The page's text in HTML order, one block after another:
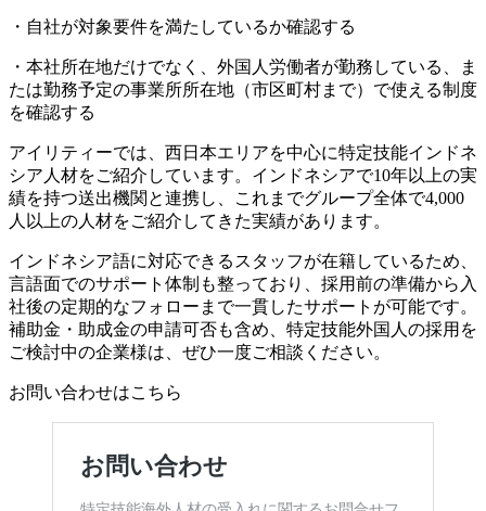
・自社が対象要件を満たしているか確認する
・本社所在地だけでなく、外国人労働者が勤務している、ま
たは勤務予定の事業所所在地（市区町村まで）で使える制度
を確認する
アイリティーでは、西日本エリアを中心に特定技能インドネ
シア人材をご紹介しています。インドネシアで10年以上の実
績を持つ送出機関と連携し、これまでグループ全体で4,000
人以上の人材をご紹介してきた実績があります。
インドネシア語に対応できるスタッフが在籍しているため、
言語面でのサポート体制も整っており、採用前の準備から入
社後の定期的なフォローまで一貫したサポートが可能です。
補助金・助成金の申請可否も含め、特定技能外国人の採用を
ご検討中の企業様は、ぜひ一度ご相談ください。
お問い合わせはこちら